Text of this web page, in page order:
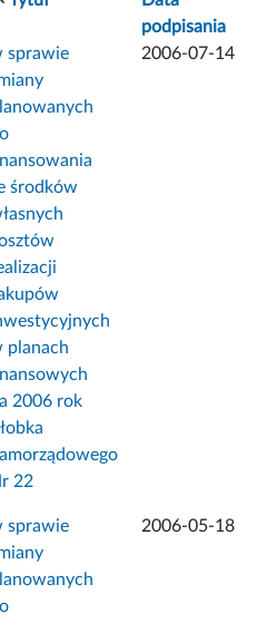
podpisania
sprawie
środków
planach
2006 rok
22
2006-07-14
sprawie
2006-05-18